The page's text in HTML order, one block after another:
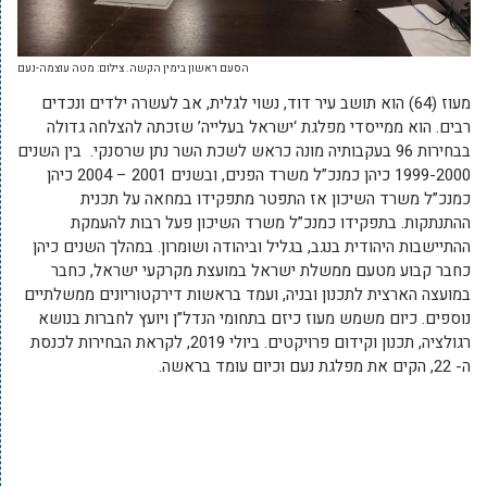
הסעם ראשון בימין הקשה. צילום: מטה עוצמה-נעם
מעוז (64) הוא תושב עיר דוד, נשוי לגלית, אב לעשרה ילדים ונכדים
רבים. הוא ממייסדי מפלגת ‘ישראל בעלייה’ שזכתה להצלחה גדולה
בבחירות 96 בעקבותיה מונה כראש לשכת השר נתן שרסנקי. בין השנים
1999-2000 כיהן כמנכ”ל משרד הפנים, ובשנים 2001 – 2004 כיהן
כמנכ”ל משרד השיכון אז התפטר מתפקידו במחאה על תכנית
ההתנתקות. בתפקידו כמנכ”ל משרד השיכון פעל רבות להעמקת
ההתיישבות היהודית בנגב, בגליל וביהודה ושומרון. במהלך השנים כיהן
כחבר קבוע מטעם ממשלת ישראל במועצת מקרקעי ישראל, כחבר
במועצה הארצית לתכנון ובניה, ועמד בראשות דירקטוריונים ממשלתיים
נוספים. כיום משמש מעוז כיזם בתחומי הנדל”ן ויועץ לחברות בנושא
רגולציה, תכנון וקידום פרויקטים. ביולי 2019, לקראת הבחירות לכנסת
ה- 22, הקים את מפלגת נעם וכיום עומד בראשה.